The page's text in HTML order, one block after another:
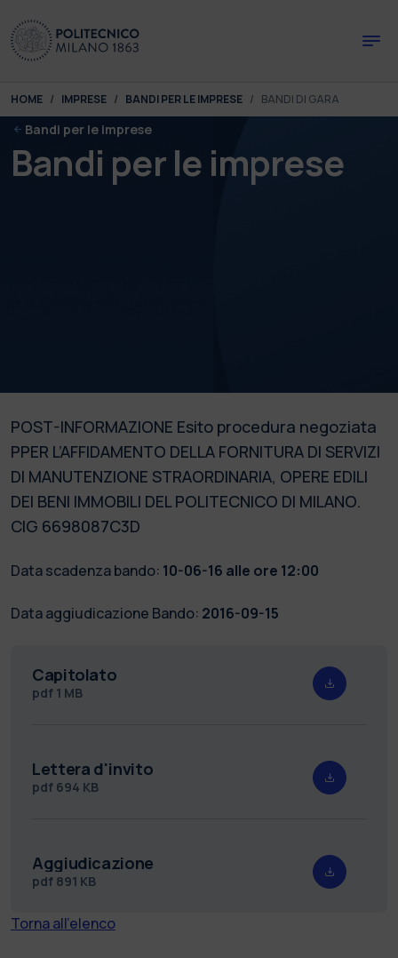
You are here:
HOME IMPRESE BANDI PER LE IMPRESE BANDI DI GARA
Bandi per le imprese
Bandi per le imprese
POST-INFORMAZIONE Esito procedura negoziata
PPER L’AFFIDAMENTO DELLA FORNITURA DI SERVIZI
DI MANUTENZIONE STRAORDINARIA, OPERE EDILI
DEI BENI IMMOBILI DEL POLITECNICO DI MILANO.
CIG 6698087C3D
Data scadenza bando: 10-06-16 alle ore 12:00
Data aggiudicazione Bando: 2016-09-15
Capitolato
pdf 1 MB
Lettera d'invito
pdf 694 KB
Aggiudicazione
pdf 891 KB
Torna all'elenco